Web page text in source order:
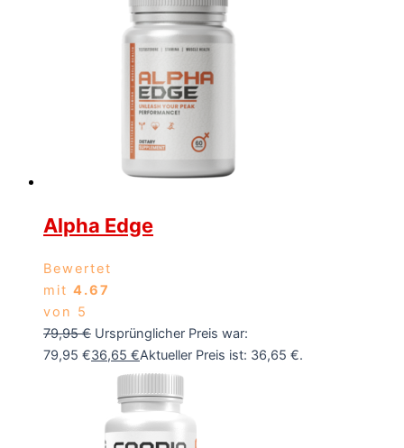
Alpha Edge
Bewertet
mit 4.67
von 5
79,95€ Ursprünglicher Preis war:
79,95 €36,65 €Aktueller Preis ist: 36,65 €.